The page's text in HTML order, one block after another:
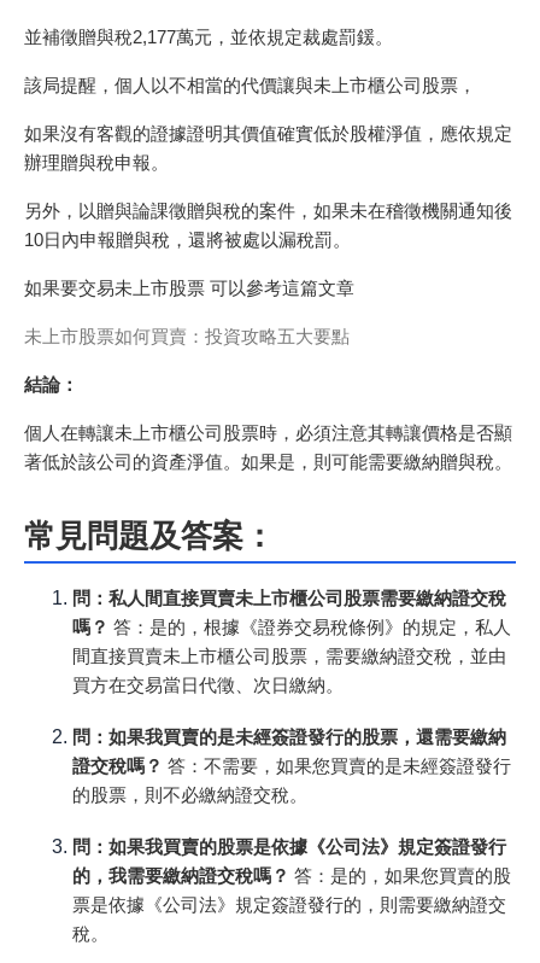
並補徵贈與稅2,177萬元，並依規定裁處罰鍰。
該局提醒，個人以不相當的代價讓與未上市櫃公司股票，
如果沒有客觀的證據證明其價值確實低於股權淨值，應依規定
辦理贈與稅申報。
另外，以贈與論課徵贈與稅的案件，如果未在稽徵機關通知後
10日內申報贈與稅，還將被處以漏稅罰。
如果要交易未上市股票 可以參考這篇文章
未上市股票如何買賣：投資攻略五大要點
結論：
個人在轉讓未上市櫃公司股票時，必須注意其轉讓價格是否顯
著低於該公司的資產淨值。如果是，則可能需要繳納贈與稅。
常見問題及答案：
問：私人間直接買賣未上市櫃公司股票需要繳納證交稅
嗎？ 答：是的，根據《證券交易稅條例》的規定，私人
間直接買賣未上市櫃公司股票，需要繳納證交稅，並由
買方在交易當日代徵、次日繳納。
問：如果我買賣的是未經簽證發行的股票，還需要繳納
證交稅嗎？ 答：不需要，如果您買賣的是未經簽證發行
的股票，則不必繳納證交稅。
問：如果我買賣的股票是依據《公司法》規定簽證發行
的，我需要繳納證交稅嗎？ 答：是的，如果您買賣的股
票是依據《公司法》規定簽證發行的，則需要繳納證交
稅。